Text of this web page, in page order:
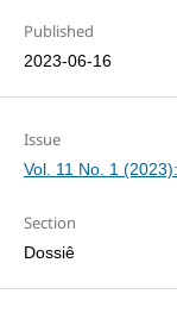
Published
2023-06-16
Issue
Vol. 11 No. 1
Section
Dossiê